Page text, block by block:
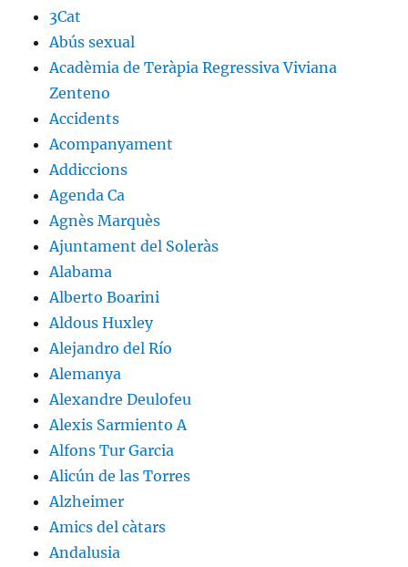
3Cat
Abús sexual
Acadèmia de Teràpia Regressiva Viviana
Zenteno
Accidents
Acompanyament
Addiccions
Agenda Ca
Agnès Marquès
Ajuntament del Soleràs
Alabama
Alberto Boarini
Aldous Huxley
Alejandro del Río
Alemanya
Alexandre Deulofeu
Alexis Sarmiento A
Alfons Tur Garcia
Alicún de las Torres
Alzheimer
Amics del càtars
Andalusia